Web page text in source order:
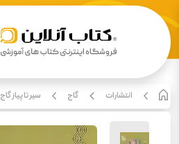
انتشارات گاج سیر تا پیاز گاج